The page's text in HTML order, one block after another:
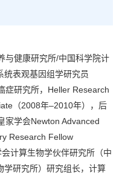
健康研究所/中国科学院计
统表观基因组学研究员
症研究所，Heller Research
（2008年–2010年），后
家学会Newton Advanced
Research Fellow
计算生物学伙伴研究所（中
学研究所）研究组长，计算